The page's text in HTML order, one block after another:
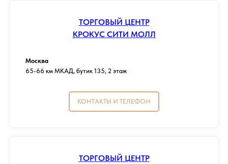
ТОРГОВЫЙ ЦЕНТР
КРОКУС СИТИ МОЛЛ
Москва
65-66 км МКАД, бутик 135, 2 этаж
КОНТАКТЫ И ТЕЛЕФОН
ТОРГОВЫЙ ЦЕНТР